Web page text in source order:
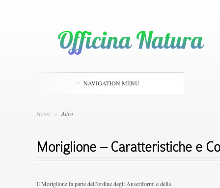
NAVIGATION MENU
Home » Altro
Moriglione – Caratteristiche e
Il Moriglione fa parte dell’ordine degli Anseriformi e della